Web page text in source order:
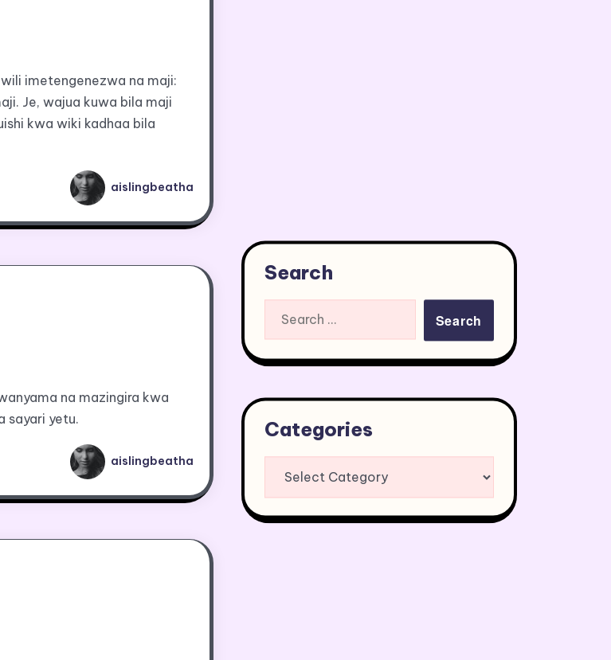
imetengenezwa na maji:
Je, wajua kuwa bila maji
kwa wiki kadhaa bila
aislingbeatha
na mazingira kwa
sayari yetu.
aislingbeatha
Search
Categories